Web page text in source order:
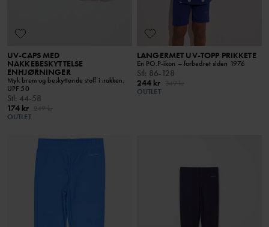
UV-CAPS MED
NAKKEBESKYTTELSE
ENHJØRNINGER
Myk brem og beskyttende stoff i nakken,
UPF 50
Stl: 44-58
174 kr
OUTLET
LANGERMET UV-TOPP PRIKKETE
En PO.P-ikon – forbedret siden 1976
Stl: 86-128
244 kr
OUTLET